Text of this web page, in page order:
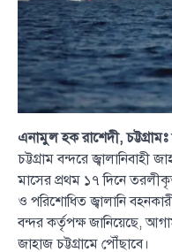
এনামুল হক রাশেদী, চট্টগ্রামঃ
চট্টগ্রাম বন্দরে
মাসের প্রথম ১৭ দিনে
ও পরিশোধিত জ্বালানি
বন্দর কর্তৃপক্ষ জানিয়েছে,
জাহাজ চট্টগ্রামে পৌঁছাবে।